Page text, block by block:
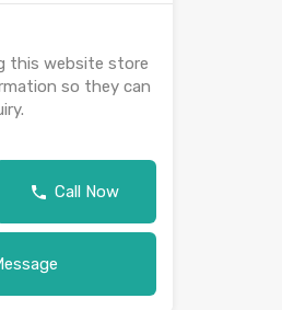
this website store
so they can
Call Now